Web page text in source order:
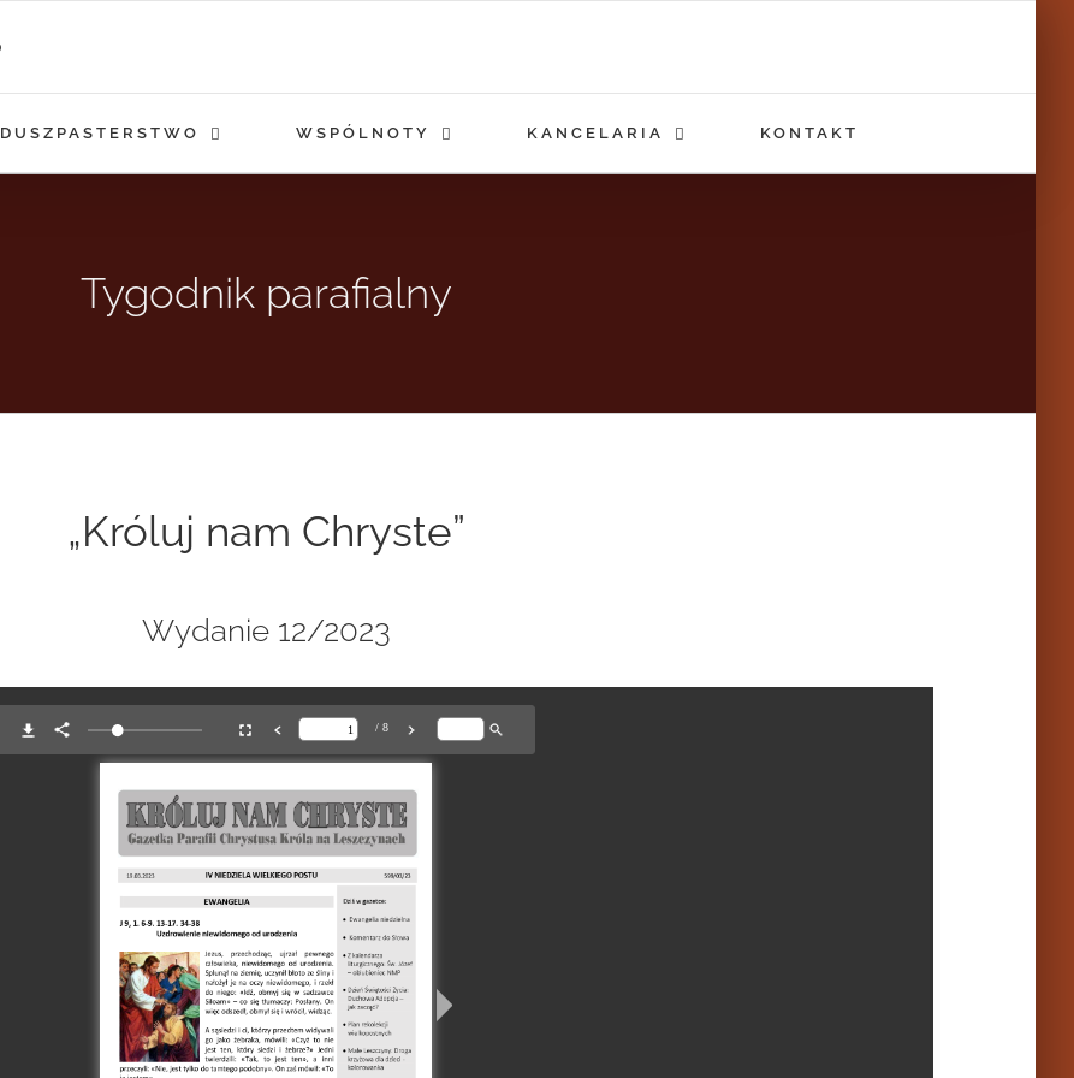
DUSZPASTERSTWO WSPÓLNOTY KANCELARIA KONTAKT
Tygodnik parafialny
„Króluj nam Chryste”
Wydanie 12/2023